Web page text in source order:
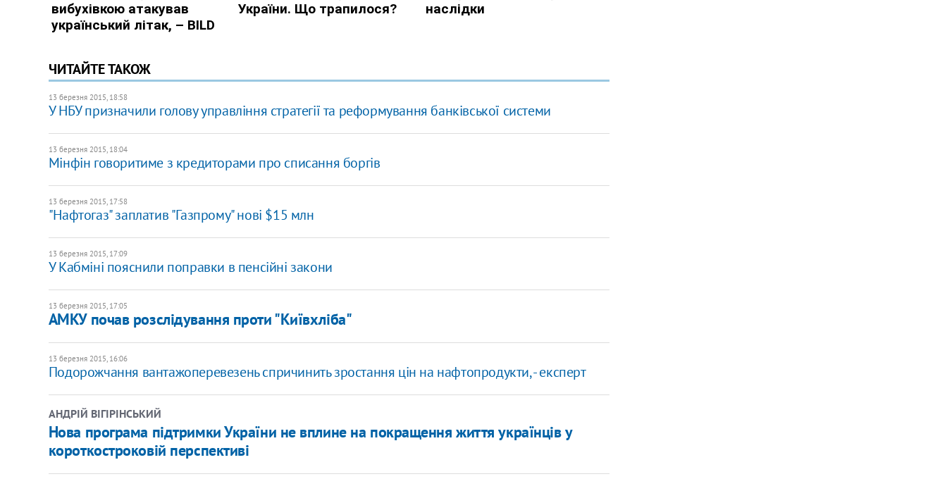
ЧИТАЙТЕ ТАКОЖ
13 березня 2015, 18:58
У НБУ призначили голову управління стратегії та реформування банківської системи
13 березня 2015, 18:04
Мінфін говоритиме з кредиторами про списання боргів
13 березня 2015, 17:58
"Нафтогаз" заплатив "Газпрому" нові $15 млн
13 березня 2015, 17:09
У Кабміні пояснили поправки в пенсійні закони
13 березня 2015, 17:05
АМКУ почав розслідування проти "Київхліба"
13 березня 2015, 16:06
Подорожчання вантажоперевезень спричинить зростання цін на нафтопродукти, - експерт
АНДРІЙ ВІГІРІНСЬКИЙ
Нова програма підтримки України не вплине на покращення життя українців у
короткостроковій перспективі